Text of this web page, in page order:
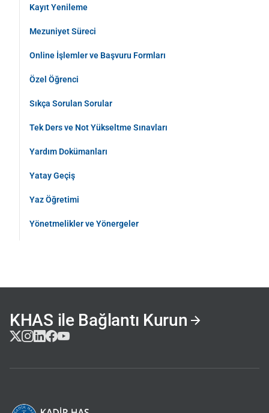
Kayıt Yenileme
Mezuniyet Süreci
Online İşlemler ve Başvuru Formları
Özel Öğrenci
Sıkça Sorulan Sorular
Tek Ders ve Not Yükseltme Sınavları
Yardım Dokümanları
Yatay Geçiş
Yaz Öğretimi
Yönetmelikler ve Yönergeler
KHAS ile Bağlantı Kurun